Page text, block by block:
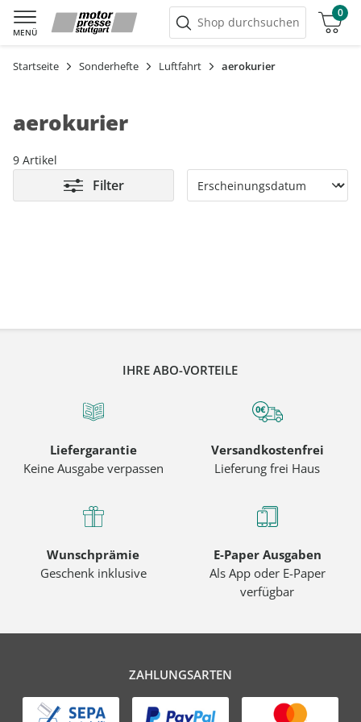
MENÜ
Shop durchsuchen
0
Warenkorb
Startseite Sonderhefte Luftfahrt aerokurier
aerokurier
9 Artikel
Filter
IHRE ABO-VORTEILE
Liefergarantie
Keine Ausgabe verpassen
Versandkostenfrei
Lieferung frei Haus
Wunschprämie
Geschenk inklusive
E-Paper Ausgaben
Als App oder E-Paper
verfügbar
ZAHLUNGSARTEN